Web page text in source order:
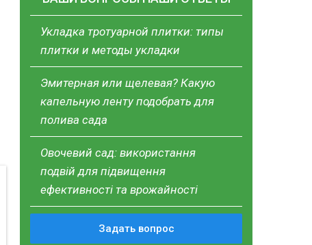
Укладка тротуарной плитки: типы
плитки и методы укладки
Эмитерная или щелевая? Какую
капельную ленту подобрать для
полива сада
Овочевий сад: використання
подвій для підвищення
ефективності та врожайності
Задать вопрос